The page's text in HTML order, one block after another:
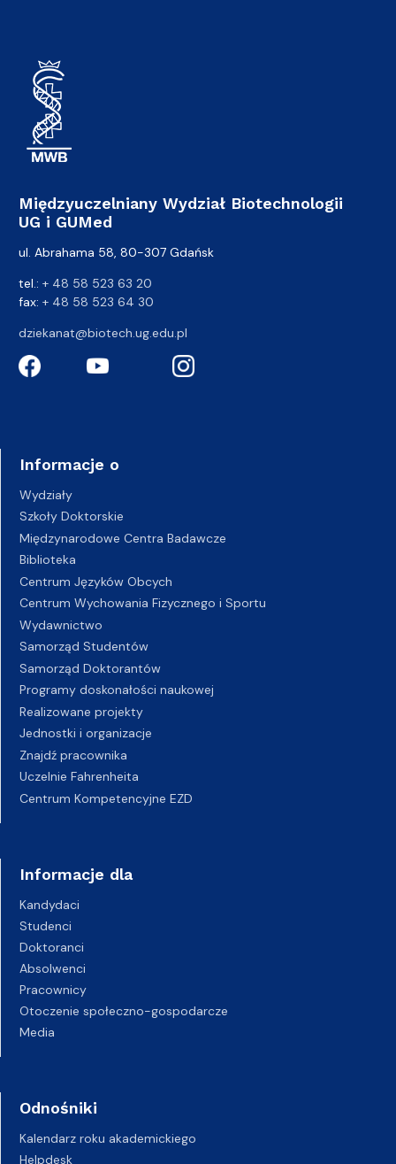
Międzyuczelniany Wydział Biotechnologii
UG i GUMed
ul. Abrahama 58, 80-307 Gdańsk
tel.: + 48 58 523 63 20
fax: + 48 58 523 64 30
dziekanat@biotech.ug.edu.pl
Informacje o
Wydziały
Szkoły Doktorskie
Międzynarodowe Centra Badawcze
Biblioteka
Centrum Języków Obcych
Centrum Wychowania Fizycznego i Sportu
Wydawnictwo
Samorząd Studentów
Samorząd Doktorantów
Programy doskonałości naukowej
Realizowane projekty
Jednostki i organizacje
Znajdź pracownika
Uczelnie Fahrenheita
Centrum Kompetencyjne EZD
Informacje dla
Kandydaci
Studenci
Doktoranci
Absolwenci
Pracownicy
Otoczenie społeczno-gospodarcze
Media
Odnośniki
Kalendarz roku akademickiego
Helpdesk